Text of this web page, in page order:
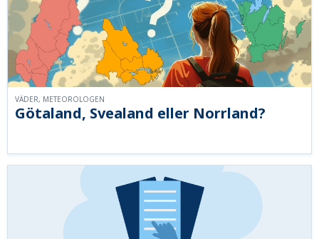
Götaland, Svealand eller Norrland?
VÄDER, METEOROLOGEN